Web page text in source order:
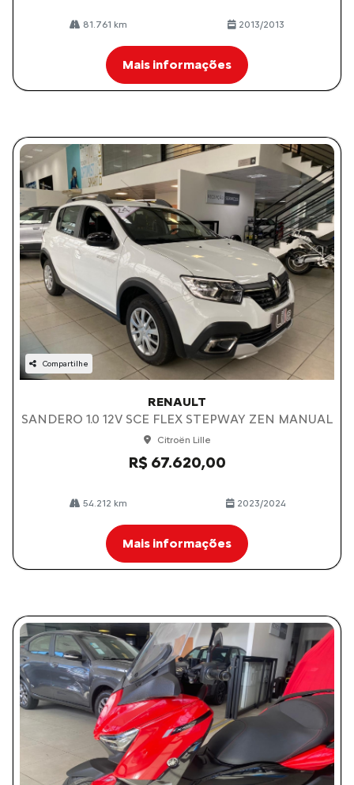
81.761 km 2013/2013
Mais informações
Compartilhe
RENAULT
SANDERO 1.0 12V SCE FLEX STEPWAY ZEN MANUAL
Citroën Lille
R$ 67.620,00
54.212 km 2023/2024
Mais informações